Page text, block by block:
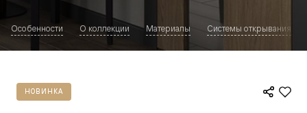
Особенности О коллекции Материалы Системы открывания
НОВИНКА